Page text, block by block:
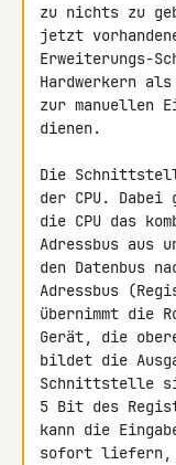
zu nichts zu
jetzt
Erweiterungs-
Hardwerkern
zur manuellen
dienen.
Die
der CPU. Dabei
die CPU das
Adressbus aus
den Datenbus
Adressbus
übernimmt die
Gerät, die
bildet die
Schnittstelle
5 Bit des
kann die
sofort liefern,